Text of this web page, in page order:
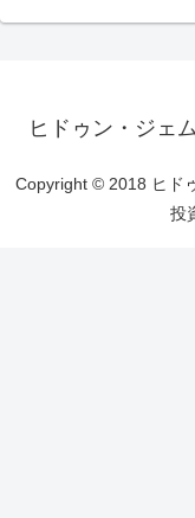
ヒドゥン・ジェ
Copyright © 2018 ヒド
投